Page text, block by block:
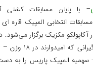
– با پایان مسابقات کشتی
سهمیه المپیک پاریس را به